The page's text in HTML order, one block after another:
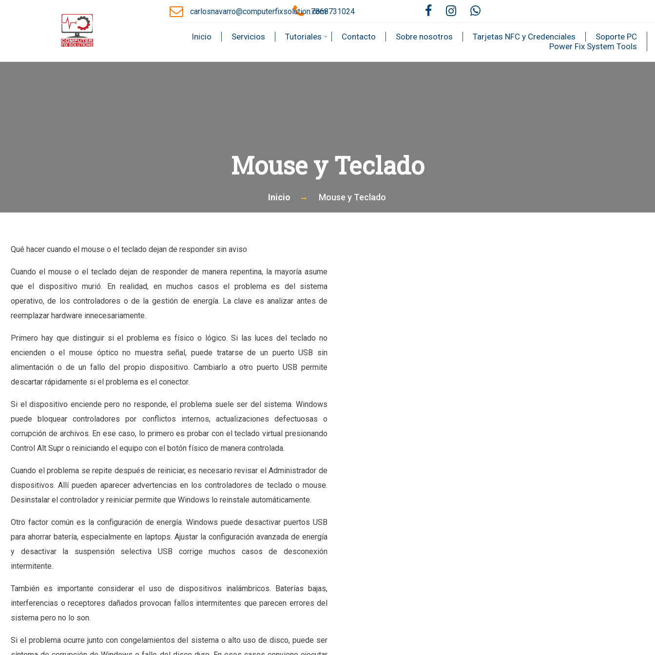
carlosnavarro@computerfixsolution.com7868731024
Inicio Servicios Tutoriales Contacto Sobre nosotros Tarjetas NFC y Credenciales
Soporte PC
Power Fix System Tools
Mouse y Teclado
Inicio Mouse y Teclado
Qué hacer cuando el mouse o el teclado dejan de responder sin aviso
Cuando el mouse o el teclado dejan de responder de manera repentina, la mayoría asume
que el dispositivo murió. En realidad, en muchos casos el problema es del sistema
operativo, de los controladores o de la gestión de energía. La clave es analizar antes de
reemplazar hardware innecesariamente.
Primero hay que distinguir si el problema es físico o lógico. Si las luces del teclado no
encienden o el mouse óptico no muestra señal, puede tratarse de un puerto USB sin
alimentación o de un fallo del propio dispositivo. Cambiarlo a otro puerto USB permite
descartar rápidamente si el problema es el conector.
Si el dispositivo enciende pero no responde, el problema suele ser del sistema. Windows
puede bloquear controladores por conflictos internos, actualizaciones defectuosas o
corrupción de archivos. En ese caso, lo primero es probar con el teclado virtual presionando
Control Alt Supr o reiniciando el equipo con el botón físico de manera controlada.
Cuando el problema se repite después de reiniciar, es necesario revisar el Administrador de
dispositivos. Allí pueden aparecer advertencias en los controladores de teclado o mouse.
Desinstalar el controlador y reiniciar permite que Windows lo reinstale automáticamente.
Otro factor común es la configuración de energía. Windows puede desactivar puertos USB
para ahorrar batería, especialmente en laptops. Ajustar la configuración avanzada de energía
y desactivar la suspensión selectiva USB corrige muchos casos de desconexión
intermitente.
También es importante considerar el uso de dispositivos inalámbricos. Baterías bajas,
interferencias o receptores dañados provocan fallos intermitentes que parecen errores del
sistema pero no lo son.
Si el problema ocurre junto con congelamientos del sistema o alto uso de disco, puede ser